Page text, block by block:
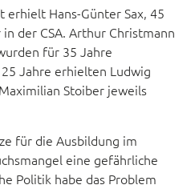
Hans-Günter Sax, 45
der CSA. Arthur Christmann
für 35 Jahre
Jahre erhielten Ludwig
Stoiber jeweils
für die Ausbildung im
eine gefährliche
Politik habe das Problem